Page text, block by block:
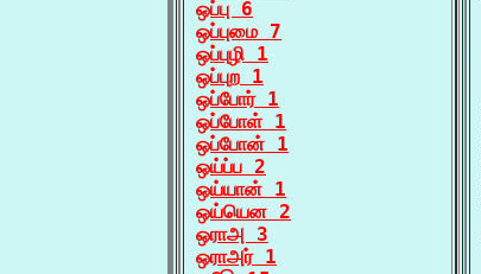
ஒப்பு 6
ஒப்புமை 7
ஒப்புழி 1
ஒப்புற 1
ஒப்போர் 1
ஒப்போள் 1
ஒப்போன் 1
ஒய்ப்ப 2
ஒய்யான் 1
ஒய்யென 2
ஒராஅ 3
ஒராஅர் 1